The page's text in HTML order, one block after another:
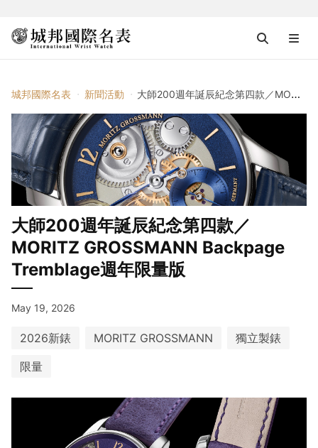
城邦國際名表 新聞活動 大師200週年誕辰紀念第四款／MORITZ GROSSMANN Backpage Tremblage週年限量版
大師200週年誕辰紀念第四款／
MORITZ GROSSMANN Backpage
Tremblage週年限量版
May 19, 2026
2026新錶 MORITZ GROSSMANN
獨立製錶
限量